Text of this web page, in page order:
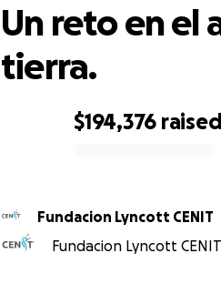
$194,376 raised
Un reto en el
tierra.
Fundacion Lyncott CENIT
Fundacion Lyncott